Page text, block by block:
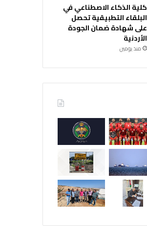
كلية الذكاء الاصطناعي في
البلقاء التطبيقية تحصل
على شهادة ضمان الجودة
الأردنية
منذ يومين